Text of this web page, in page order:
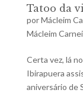
Tatoo da
porMácleim
Mácleim
Certa vez, lá
Ibirapuera
aniversário de